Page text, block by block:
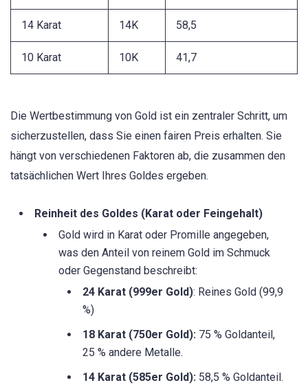
14 Karat 14K 58,5
10 Karat 10K 41,7
Die Wertbestimmung von Gold ist ein zentraler Schritt, um
sicherzustellen, dass Sie einen fairen Preis erhalten. Sie
hängt von verschiedenen Faktoren ab, die zusammen den
tatsächlichen Wert Ihres Goldes ergeben.
Reinheit des Goldes (Karat oder Feingehalt)
Gold wird in Karat oder Promille angegeben,
was den Anteil von reinem Gold im Schmuck
oder Gegenstand beschreibt:
24 Karat (999er Gold): Reines Gold (99,9
%)
18 Karat (750er Gold): 75 % Goldanteil,
25 % andere Metalle.
14 Karat (585er Gold): 58,5 % Goldanteil.